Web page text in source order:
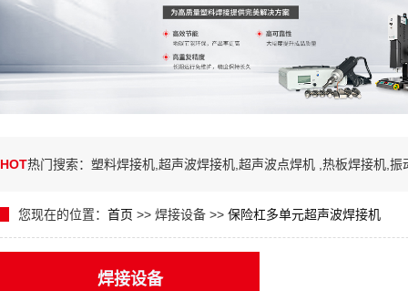
HOT热门搜索：塑料焊接机,超声波焊接机,超声波点焊机 ,热板焊接机,振
您现在的位置： 首页 >> 焊接设备 >> 保险杠多单元超声波焊接机
焊接设备